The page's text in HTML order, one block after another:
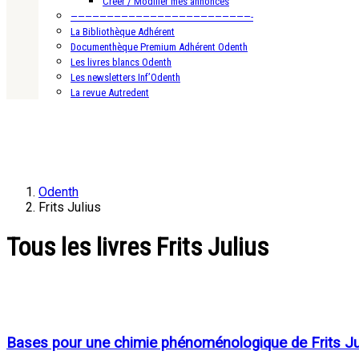
—————————————————————————-
La Bibliothèque Adhérent
Documenthèque Premium Adhérent Odenth
Les livres blancs Odenth
Les newsletters Inf’Odenth
La revue Autredent
Odenth
Frits Julius
Tous les livres Frits Julius
Bases pour une chimie phénoménologique de Frits